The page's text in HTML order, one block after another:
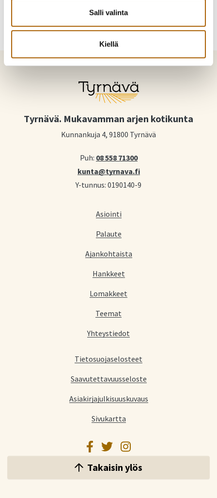
Salli valinta
Kiellä
Tyrnävä. Mukavamman arjen kotikunta
Kunnankuja 4, 91800 Tyrnävä
Puh: 08 558 71300
kunta@tyrnava.fi
Y-tunnus: 0190140-9
Asiointi
Palaute
Ajankohtaista
Hankkeet
Lomakkeet
Teemat
Yhteystiedot
Tietosuojaselosteet
Saavutettavuusseloste
Asiakirjajulkisuuskuvaus
Sivukartta
Facebook
TwitterInstagram
Takaisin ylös